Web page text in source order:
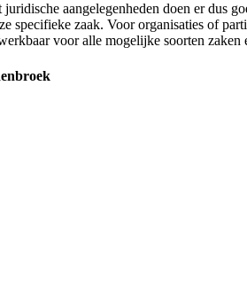
aangelegenheden doen er dus
specifieke zaak. Voor organisaties of
voor alle mogelijke soorten